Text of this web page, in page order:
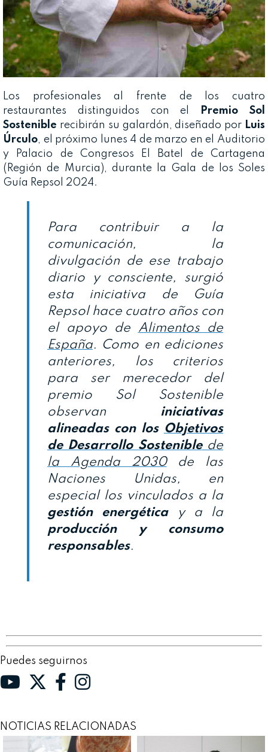
Los profesionales al frente de los cuatro
restaurantes distinguidos con el
Premio Sol
Sostenible recibirán su galardón, diseñado por Luis
Úrculo, el próximo lunes 4 de marzo en el Auditorio
y Palacio de Congresos El Batel de Cartagena
(Región de Murcia), durante la Gala de los Soles
Guía Repsol 2024.
Para contribuir a la
comunicación, la
divulgación de ese trabajo
diario y consciente, surgió
esta iniciativa de Guía
Repsol hace cuatro años con
el apoyo de Alimentos de
España. Como en ediciones
anteriores, los criterios
para ser merecedor del
premio Sol Sostenible
observan iniciativas
alineadas con los Objetivos
de Desarrollo Sosteniblede
la Agenda 2030de las
Naciones Unidas, en
especial los vinculados a la
gestión energéticay a la
producción y consumo
responsables.
Puedes seguirnos
NOTICIAS RELACIONADAS